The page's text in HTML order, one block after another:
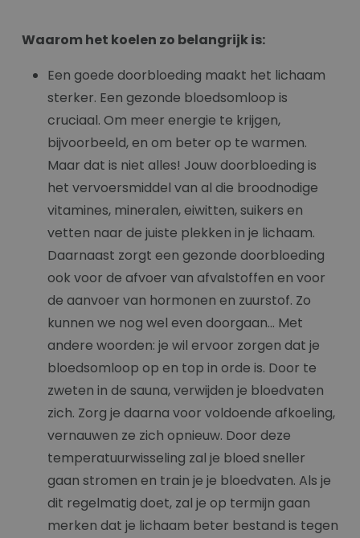
Waarom het koelen zo belangrijk is:
Een goede doorbloeding maakt het lichaam
sterker. Een gezonde bloedsomloop is
cruciaal. Om meer energie te krijgen,
bijvoorbeeld, en om beter op te warmen.
Maar dat is niet alles! Jouw doorbloeding is
het vervoersmiddel van al die broodnodige
vitamines, mineralen, eiwitten, suikers en
vetten naar de juiste plekken in je lichaam.
Daarnaast zorgt een gezonde doorbloeding
ook voor de afvoer van afvalstoffen en voor
de aanvoer van hormonen en zuurstof. Zo
kunnen we nog wel even doorgaan... Met
andere woorden: je wil ervoor zorgen dat je
bloedsomloop op en top in orde is. Door te
zweten in de sauna, verwijden je bloedvaten
zich. Zorg je daarna voor voldoende afkoeling,
vernauwen ze zich opnieuw. Door deze
temperatuurwisseling zal je bloed sneller
gaan stromen en train je je bloedvaten. Als je
dit regelmatig doet, zal je op termijn gaan
merken dat je lichaam beter bestand is tegen